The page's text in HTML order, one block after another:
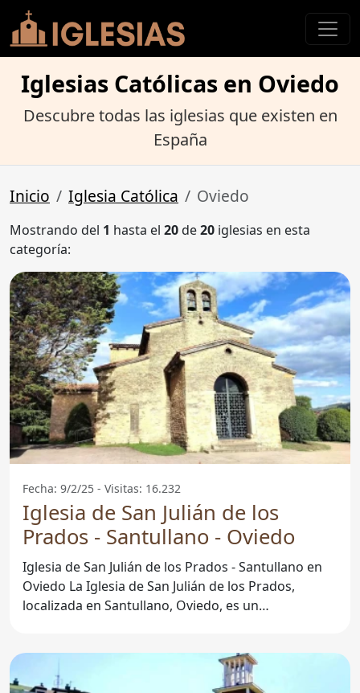
Iglesias Católicas en Oviedo
Descubre todas las iglesias que existen en
España
Inicio Iglesia Católica Oviedo
Mostrando del 1 hasta el 20de20 iglesias en esta
categoría:
Fecha: 9/2/25 - Visitas: 16.232
Iglesia de San Julián de los
Prados - Santullano - Oviedo
Iglesia de San Julián de los Prados - Santullano en
Oviedo La Iglesia de San Julián de los Prados,
localizada en Santullano, Oviedo, es un